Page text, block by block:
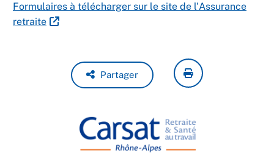
Formulaires à télécharger sur le site de l'Assurance
retraite
Partager